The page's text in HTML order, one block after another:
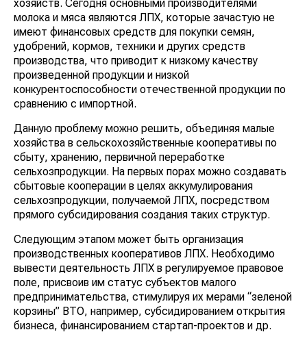
хозяйств. Сегодня основными производителями
молока и мяса являются ЛПХ, которые зачастую не
имеют финансовых средств для покупки семян,
удобрений, кормов, техники и других средств
производства, что приводит к низкому качеству
произведенной продукции и низкой
конкурентоспособности отечественной продукции по
сравнению с импортной.
Данную проблему можно решить, объединяя малые
хозяйства в сельскохозяйственные кооперативы по
сбыту, хранению, первичной переработке
сельхозпродукции. На первых порах можно создавать
сбытовые кооперации в целях аккумулирования
сельхозпродукции, получаемой ЛПХ, посредством
прямого субсидирования создания таких структур.
Следующим этапом может быть организация
производственных кооперативов ЛПХ. Необходимо
вывести деятельность ЛПХ в регулируемое правовое
поле, присвоив им статус субъектов малого
предпринимательства, стимулируя их мерами “зеленой
корзины” ВТО, например, субсидированием открытия
бизнеса, финансированием стартап-проектов и др.